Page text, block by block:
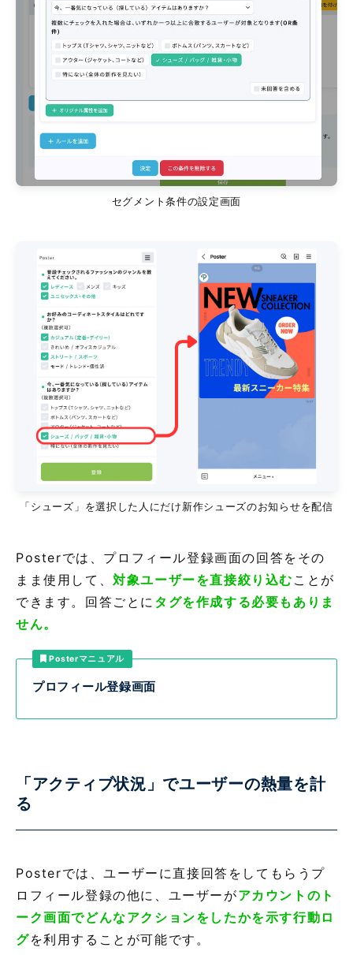
セグメント条件の設定画面
「シューズ」を選択した人にだけ新作シューズのお知らせを配信
Posterでは、プロフィール登録画面の回答をその
まま使用して、対象ユーザーを直接絞り込む ことが
できます。回答ごとに タグを作成する必要もありま
せん。
Posterマニュアル
プロフィール登録画面
「アクティブ状況」でユーザーの熱量を計
る
Posterでは、ユーザーに直接回答をしてもらうプ
ロフィール登録の他に、ユーザーがアカウントのト
ーク画面でどんなアクションをしたかを示す行動ロ
グを利用することが可能です。